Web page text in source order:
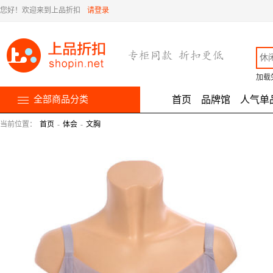
您好！欢迎来到上品折扣 请登录
加载
全部商品分类 首页 品牌馆 人气单
当前位置： 首页 - 体会 - 文胸